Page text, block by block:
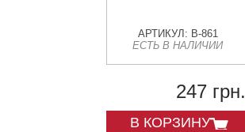
АРТИКУЛ: B-861
ЕСТЬ В НАЛИЧИИ
247 грн.
В КОРЗИНУ